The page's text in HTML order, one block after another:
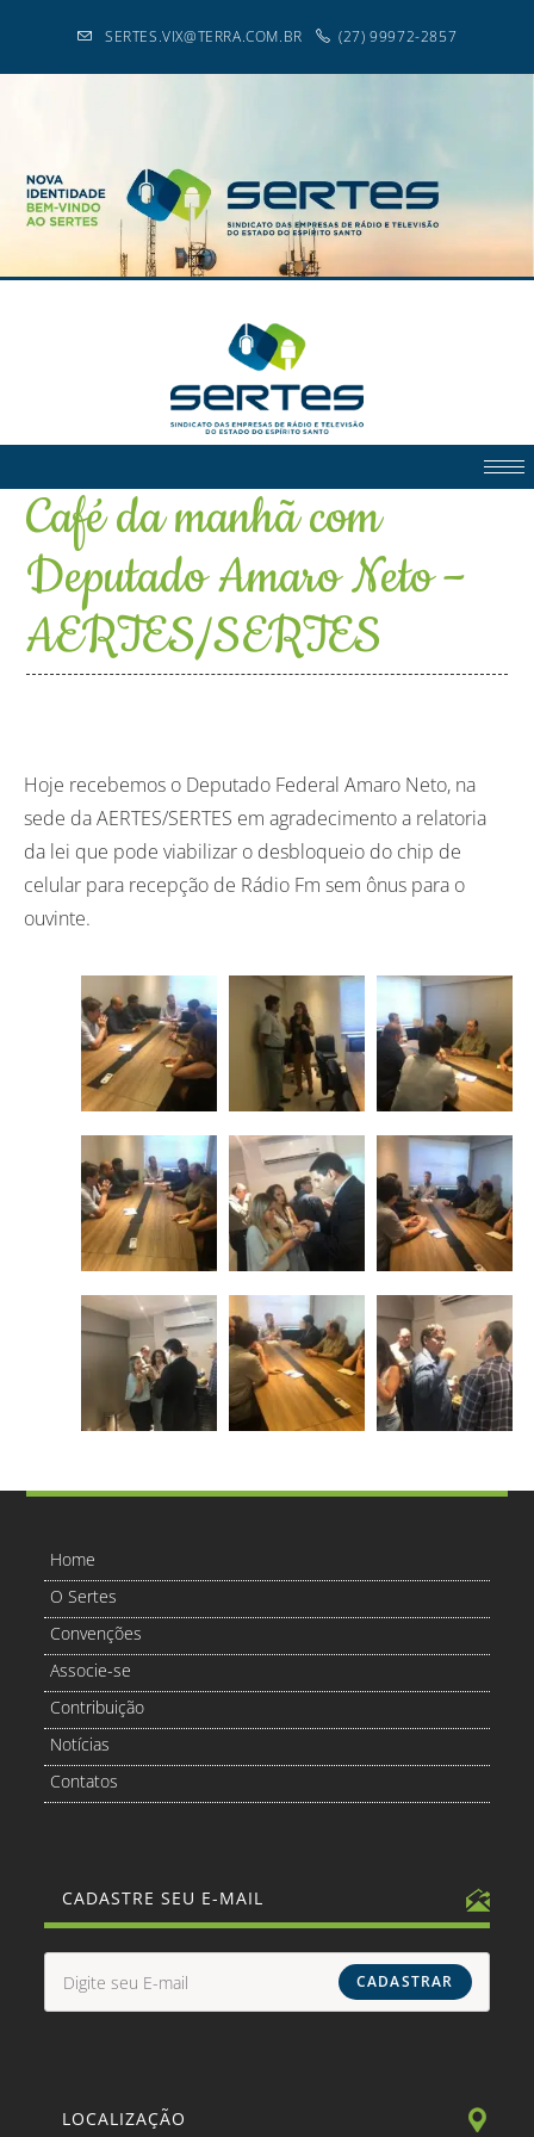
SERTES.VIX@TERRA.COM.BR (27) 99972-2857
Café da manhã com
Deputado Amaro Neto –
AERTES/SERTES
Hoje recebemos o Deputado Federal Amaro Neto, na
sede da AERTES/SERTES em agradecimento a relatoria
da lei que pode viabilizar o desbloqueio do chip de
celular para recepção de Rádio Fm sem ônus para o
ouvinte.
Home
O Sertes
Convenções
Associe-se
Contribuição
Notícias
Contatos
CADASTRE SEU E-MAIL
CADASTRAR
LOCALIZAÇÃO